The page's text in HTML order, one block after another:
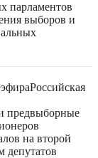
парламентов
выборов и
Российская
предвыборные
на второй
депутатов